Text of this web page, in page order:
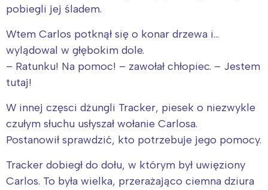
pobiegli jej śladem.
Wtem Carlos potknął się o konar drzewa i…
wylądowal w głębokim dole.
– Ratunku! Na pomoc! – zawołał chłopiec. – Jestem
tutaj!
W innej częsci dżungli Tracker, piesek o niezwykle
czułym słuchu usłyszał wołanie Carlosa.
Postanowił sprawdzić, kto potrzebuje jego pomocy.
Tracker dobiegł do dołu, w którym był uwięziony
Carlos. To była wielka, przerażająco ciemna dziura